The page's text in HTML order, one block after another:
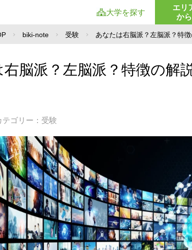
大学を探す
エリ
から
biki-note 受験 あなたは右脳派？左脳派？特
脳派？左脳派？特徴の解
テゴリー： 受験